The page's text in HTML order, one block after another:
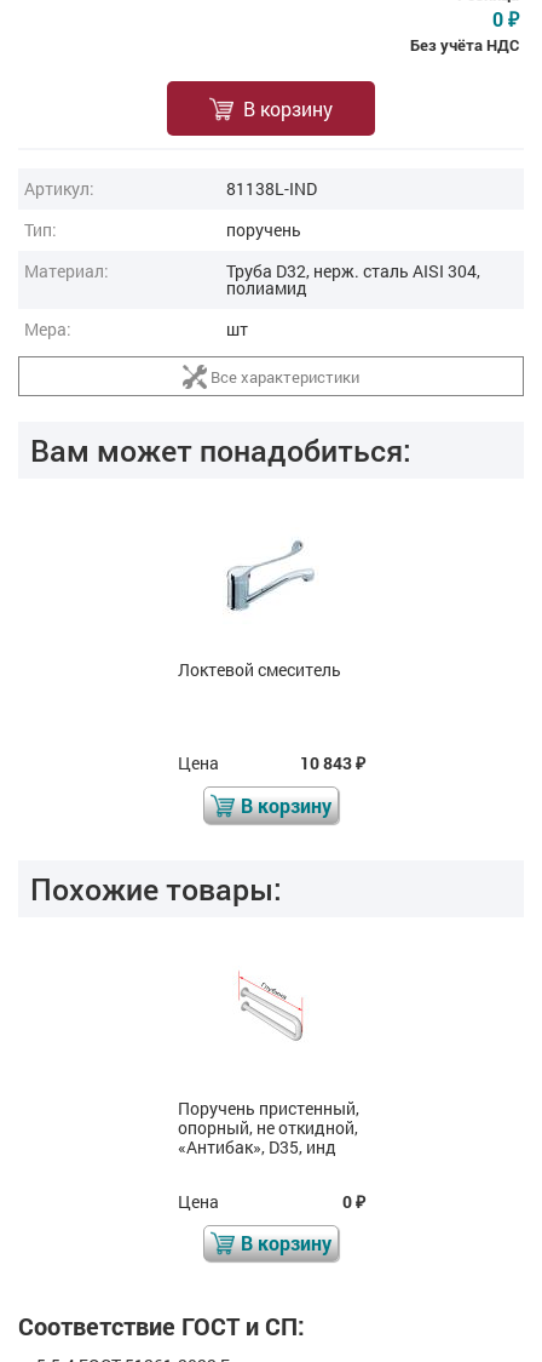
0 ₽
Без учёта НДС
В корзину
Артикул:
81138L-IND
Тип:
поручень
Материал:
Труба D32, нерж. cталь AISI 304,
полиамид
Мера:
шт
Все характеристики
Вам может понадобиться:
Локтевой смеситель
Цена 10 843₽
В корзину
Похожие товары:
Поручень пристенный,
опорный, не откидной,
«Антибак», D35, инд
Цена 0₽
В корзину
Соответствие ГОСТ и СП: